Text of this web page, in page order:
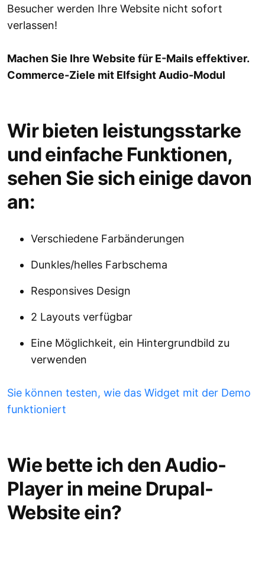
Besucher werden Ihre Website nicht sofort
verlassen!
Machen Sie Ihre Website für E-Mails effektiver.
Commerce-Ziele mit Elfsight Audio-Modul
Wir bieten leistungsstarke
und einfache Funktionen,
sehen Sie sich einige davon
an:
Verschiedene Farbänderungen
Dunkles/helles Farbschema
Responsives Design
2 Layouts verfügbar
Eine Möglichkeit, ein Hintergrundbild zu
verwenden
Sie können testen, wie das Widget mit der Demo
funktioniert
Wie bette ich den Audio-
Player in meine Drupal-
Website ein?